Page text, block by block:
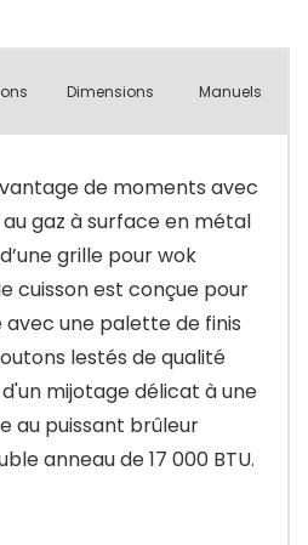
Dimensions Manuels
de moments avec
gaz à surface en métal
grille pour wok
cuisson est conçue pour
une palette de finis
lestés de qualité
mijotage délicat à une
au puissant brûleur
anneau de 17 000 BTU.